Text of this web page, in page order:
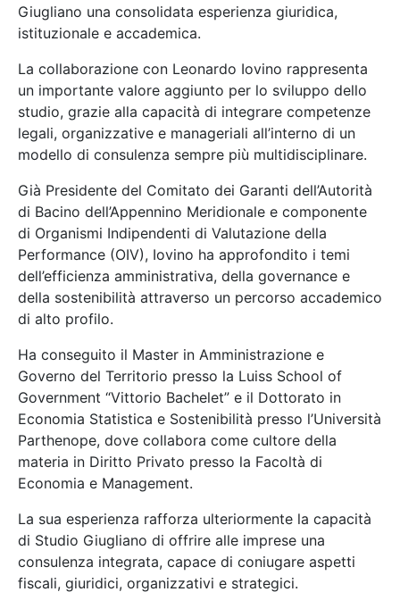
Giugliano una consolidata esperienza giuridica,
istituzionale e accademica.
La collaborazione con Leonardo Iovino rappresenta
un importante valore aggiunto per lo sviluppo dello
studio, grazie alla capacità di integrare competenze
legali, organizzative e manageriali all’interno di un
modello di consulenza sempre più multidisciplinare.
Già Presidente del Comitato dei Garanti dell’Autorità
di Bacino dell’Appennino Meridionale e componente
di Organismi Indipendenti di Valutazione della
Performance (OIV), Iovino ha approfondito i temi
dell’efficienza amministrativa, della governance e
della sostenibilità attraverso un percorso accademico
di alto profilo.
Ha conseguito il Master in Amministrazione e
Governo del Territorio presso la Luiss School of
Government “Vittorio Bachelet” e il Dottorato in
Economia Statistica e Sostenibilità presso l’Università
Parthenope, dove collabora come cultore della
materia in Diritto Privato presso la Facoltà di
Economia e Management.
La sua esperienza rafforza ulteriormente la capacità
di Studio Giugliano di offrire alle imprese una
consulenza integrata, capace di coniugare aspetti
fiscali, giuridici, organizzativi e strategici.